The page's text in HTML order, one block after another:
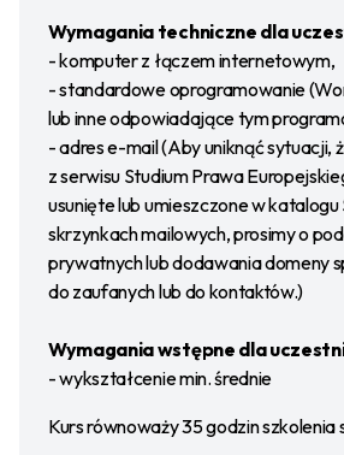
Wymagania techniczne dla
- komputer z łączem internetowym,
- standardowe oprogramowanie
lub inne odpowiadające tym
- adres e-mail (Aby uniknąć sytuacji,
z serwisu Studium Prawa
usunięte lub umieszczone w
skrzynkach mailowych, prosimy o
prywatnych lub dodawania domeny
do zaufanych lub do kontaktów.)
Wymagania wstępne dla
- wykształcenie min. średnie
Kurs równoważy 35 godzin